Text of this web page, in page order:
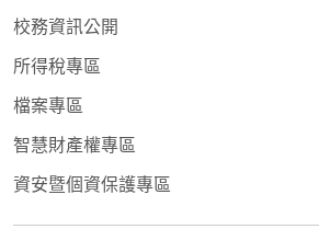
校務資訊公開
所得稅專區
檔案專區
智慧財產權專區
資安暨個資保護專區